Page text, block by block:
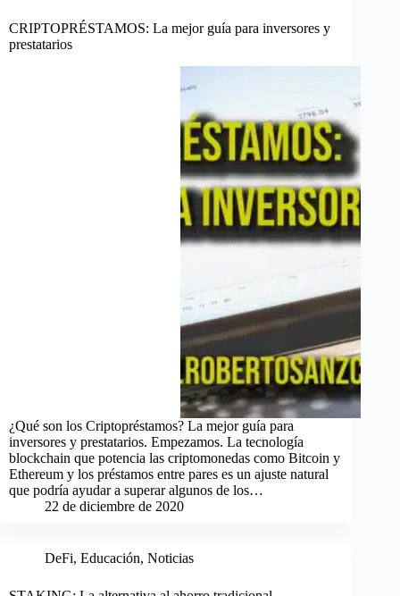
CRIPTOPRÉSTAMOS: La mejor guía para inversores y
prestatarios
¿Qué son los Criptopréstamos? La mejor guía para
inversores y prestatarios. Empezamos. La tecnología
blockchain que potencia las criptomonedas como Bitcoin y
Ethereum y los préstamos entre pares es un ajuste natural
que podría ayudar a superar algunos de los…
22 de diciembre de 2020
DeFi, Educación, Noticias